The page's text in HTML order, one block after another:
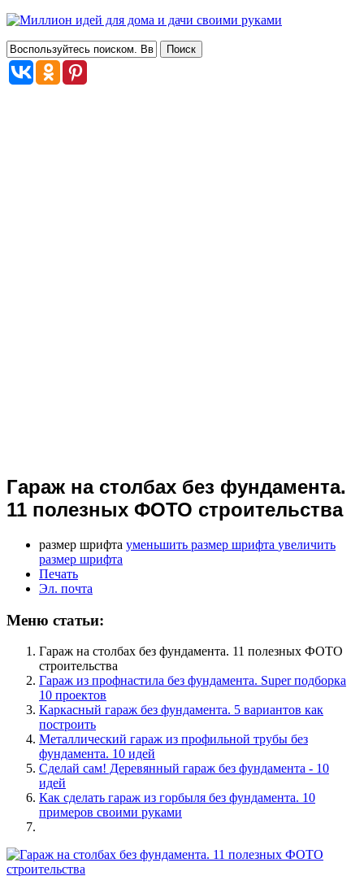
Гараж на столбах без фундамента.
11 полезных ФОТО строительства
размер шрифта уменьшить размер шрифта увеличить
размер шрифта
Печать
Эл. почта
Меню статьи:
Гараж на столбах без фундамента. 11 полезных ФОТО
строительства
Гараж из профнастила без фундамента. Super подборка
10 проектов
Каркасный гараж без фундамента. 5 вариантов как
построить
Металлический гараж из профильной трубы без
фундамента. 10 идей
Сделай сам! Деревянный гараж без фундамента - 10
идей
Как сделать гараж из горбыля без фундамента. 10
примеров своими руками